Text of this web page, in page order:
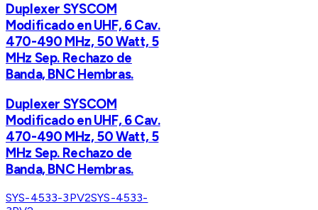
Duplexer SYSCOM
Modificado en UHF, 6 Cav.
470-490 MHz, 50 Watt, 5
MHz Sep. Rechazo de
Banda, BNC Hembras.
Duplexer SYSCOM
Modificado en UHF, 6 Cav.
470-490 MHz, 50 Watt, 5
MHz Sep. Rechazo de
Banda, BNC Hembras.
SYS-4533-3PV2SYS-4533-